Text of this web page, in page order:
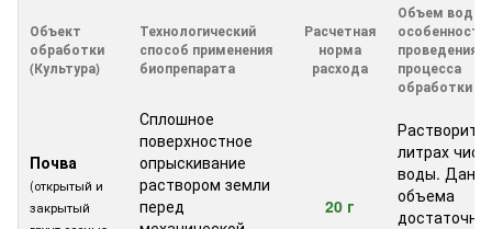
Объект
обработки
(Культура)
Технологический
способ применения
биопрепарата
Расчетная
норма
расхода
Объем воды
особенности
проведения
процесса
обработки
Почва
(открытый и
закрытый
Сплошное
поверхностное
опрыскивание
раствором земли
перед
20 г
Растворить
литрах
воды.
объема
достаточно